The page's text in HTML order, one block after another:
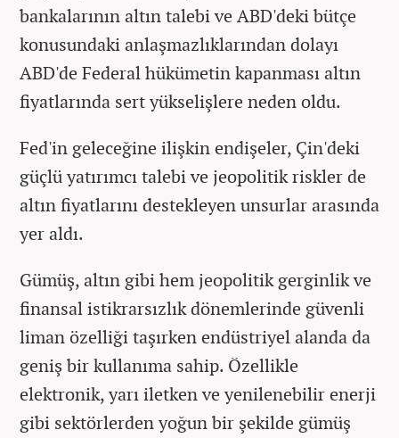
bankalarının altın talebi ve ABD'deki bütçe
konusundaki anlaşmazlıklarından dolayı
ABD'de Federal hükümetin kapanması altın
fiyatlarında sert yükselişlere neden oldu.
Fed'in geleceğine ilişkin endişeler, Çin'deki
güçlü yatırımcı talebi ve jeopolitik riskler de
altın fiyatlarını destekleyen unsurlar arasında
yer aldı.
Gümüş, altın gibi hem jeopolitik gerginlik ve
finansal istikrarsızlık dönemlerinde güvenli
liman özelliği taşırken endüstriyel alanda da
geniş bir kullanıma sahip. Özellikle
elektronik, yarı iletken ve yenilenebilir enerji
gibi sektörlerden yoğun bir şekilde gümüş